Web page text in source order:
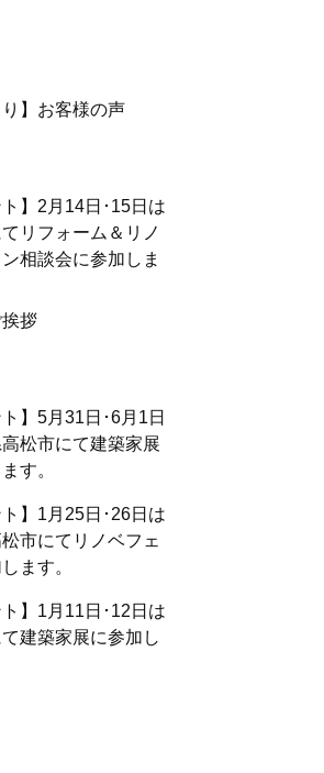
り】お客様の声
ト】2月14日･15日は
リフォーム＆リノ
相談会に参加しま
拶
ト】5月31日･6月1日
松市にて建築家展
す。
ト】1月25日･26日は
市にてリノベフェ
ます。
ト】1月11日･12日は
建築家展に参加し